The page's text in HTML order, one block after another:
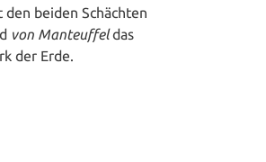
beiden Schächten
von Manteuffeldas
der Erde.